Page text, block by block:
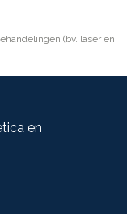
(bv. laser en
en